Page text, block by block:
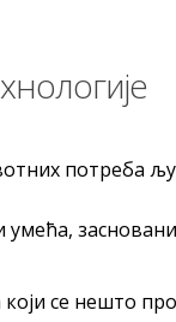
потреба
који се нешто